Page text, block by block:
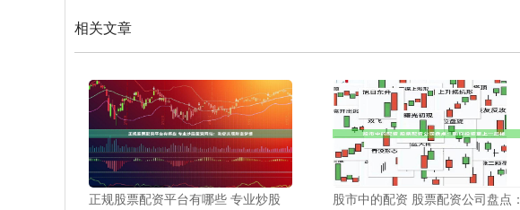
相关文章
正规股票配资平台有哪些 专业炒股
股市中的配资 股票配资公司盘点：